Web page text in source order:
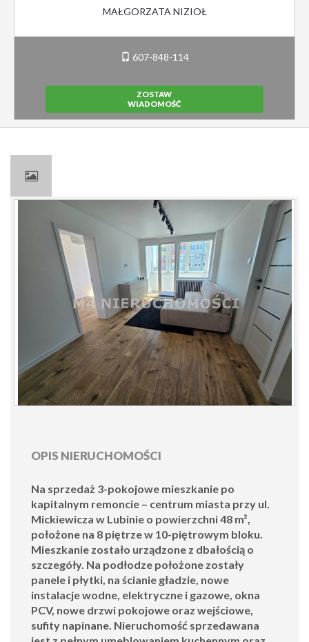
MAŁGORZATA NIZIOŁ
607-848-114
ZOSTAW
WIADOMOŚĆ
OPIS NIERUCHOMOŚCI
Na sprzedaż 3-pokojowe mieszkanie po
kapitalnym remoncie – centrum miasta przy ul.
Mickiewicza w Lubinie o powierzchni 48 m²,
położone na 8 piętrze w 10-piętrowym bloku.
Mieszkanie zostało urządzone z dbałością o
szczegóły. Na podłodze położone zostały
panele i płytki, na ścianie gładzie, nowe
instalacje wodne, elektryczne i gazowe, okna
PCV, nowe drzwi pokojowe oraz wejściowe,
sufity napinane. Nieruchomość sprzedawana